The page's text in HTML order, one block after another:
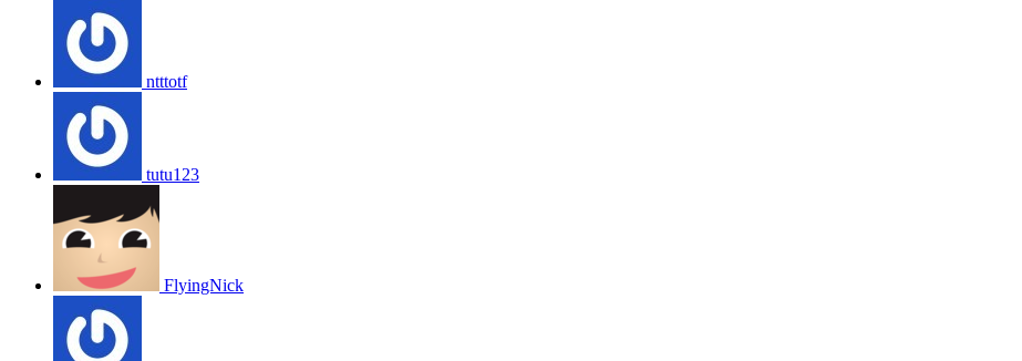
ntttotf
tutu123
FlyingNick